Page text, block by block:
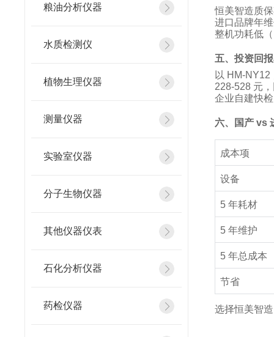
粮油分析仪器
水质检测仪
植物生理仪器
测量仪器
实验室仪器
分子生物仪器
其他仪器仪表
石化分析仪器
药检仪器
恒美智造质
进口品牌年
整机功耗低
五、投资回
以 HM-NY12
228-528 元
企业自建快检
六、国产 vs
成本项
设备
5 年耗材
5 年维护
5 年总成本
节省
选择恒美智